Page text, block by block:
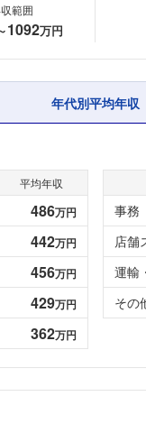
範囲
1092万円
年代別平均年収
平均年収
486万円
442万円
456万円
429万円
362万円
事務
店舗
運輸
その